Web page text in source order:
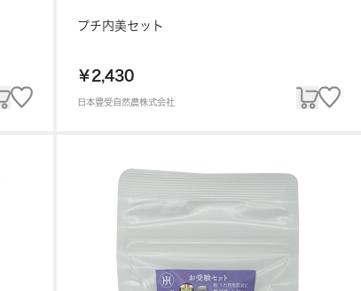
プチ内美セット
￥2,430
日本豊受自然農株式会社